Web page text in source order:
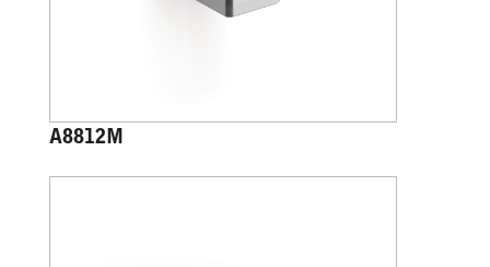
A8812M